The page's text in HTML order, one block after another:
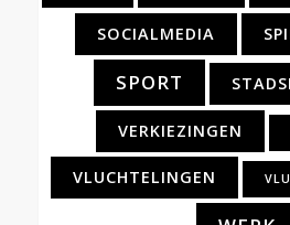
SOCIALMEDIA
SPORT
VERKIEZINGEN
VLUCHTELINGEN